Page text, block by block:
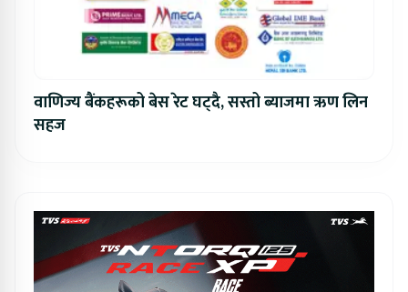
वाणिज्य बैंकहरूको बेस रेट घट्दै, सस्तो ब्याजमा ऋण लिन
सहज